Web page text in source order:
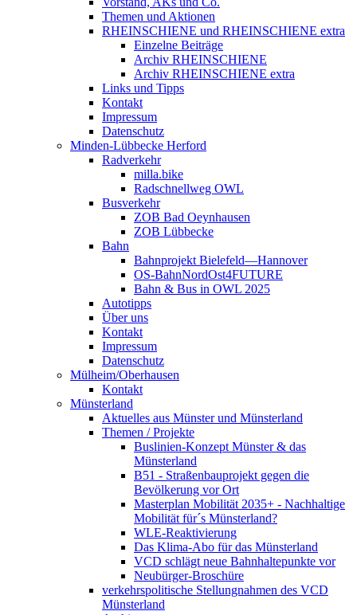
Themen und Aktionen
RHEINSCHIENE und RHEINSCHIENE extra
Einzelne Beiträge
Archiv RHEINSCHIENE
Archiv RHEINSCHIENE extra
Links und Tipps
Kontakt
Impressum
Datenschutz
Minden-Lübbecke Herford
Radverkehr
milla.bike
Radschnellweg OWL
Busverkehr
ZOB Bad Oeynhausen
ZOB Lübbecke
Bahn
Bahnprojekt Bielefeld—Hannover
OS-BahnNordOst4FUTURE
Bahn & Bus in OWL 2025
Autotipps
Über uns
Kontakt
Impressum
Datenschutz
Mülheim/Oberhausen
Kontakt
Münsterland
Aktuelles aus Münster und Münsterland
Themen / Projekte
Buslinien-Konzept Münster & das
Münsterland
B51 - Straßenbauprojekt gegen die
Bevölkerung vor Ort
Masterplan Mobilität 2035+ - Nachhaltige
Mobilität für´s Münsterland?
WLE-Reaktivierung
Das Klima-Abo für das Münsterland
VCD schlägt neue Bahnhaltepunkte vor
Neubürger-Broschüre
verkehrspolitische Stellungnahmen des VCD
Münsterland